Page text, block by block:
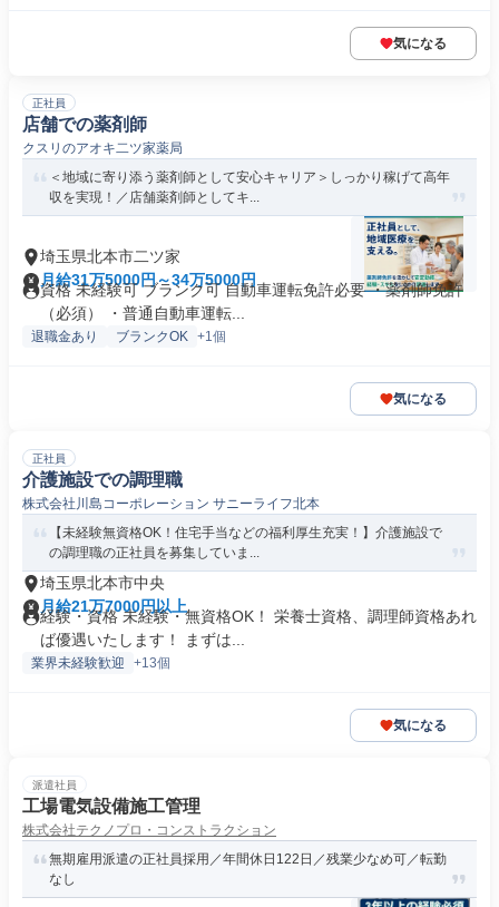
気になる
正社員
店舗での薬剤師
クスリのアオキ二ツ家薬局
＜地域に寄り添う薬剤師として安心キャリア＞しっかり稼げて高年
収を実現！／店舗薬剤師としてキ...
埼玉県北本市二ツ家
月給31万5000円～34万5000円
資格 未経験可 ブランク可 自動車運転免許必要 ・薬剤師免許
（必須） ・普通自動車運転...
退職金あり ブランクOK +1個
気になる
正社員
介護施設での調理職
株式会社川島コーポレーション サニーライフ北本
【未経験無資格OK！住宅手当などの福利厚生充実！】介護施設で
の調理職の正社員を募集していま...
埼玉県北本市中央
月給21万7000円以上
経験・資格 未経験・無資格OK！ 栄養士資格、調理師資格あれ
ば優遇いたします！ まずは...
業界未経験歓迎 +13個
気になる
派遣社員
工場電気設備施工管理
株式会社テクノプロ・コンストラクション
無期雇用派遣の正社員採用／年間休日122日／残業少なめ可／転勤
なし